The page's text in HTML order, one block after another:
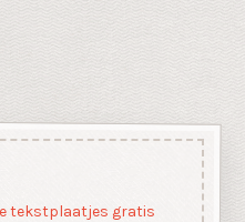
tekstplaatjes gratis